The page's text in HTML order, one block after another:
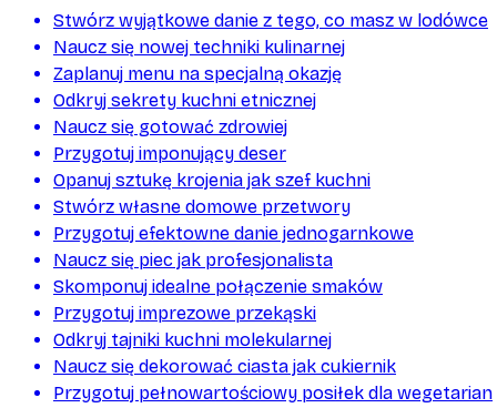
Stwórz wyjątkowe danie z tego, co masz w lodówce
Naucz się nowej techniki kulinarnej
Zaplanuj menu na specjalną okazję
Odkryj sekrety kuchni etnicznej
Naucz się gotować zdrowiej
Przygotuj imponujący deser
Opanuj sztukę krojenia jak szef kuchni
Stwórz własne domowe przetwory
Przygotuj efektowne danie jednogarnkowe
Naucz się piec jak profesjonalista
Skomponuj idealne połączenie smaków
Przygotuj imprezowe przekąski
Odkryj tajniki kuchni molekularnej
Naucz się dekorować ciasta jak cukiernik
Przygotuj pełnowartościowy posiłek dla wegetarian